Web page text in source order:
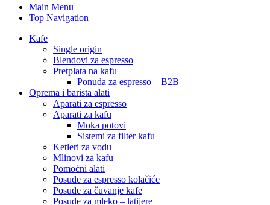
Main Menu
Top Navigation
Kafe
Single origin
Blendovi za espresso
Pretplata na kafu
Ponuda za espresso – B2B
Oprema i barista alati
Aparati za espresso
Aparati za kafu
Moka potovi
Sistemi za filter kafu
Ketleri za vodu
Mlinovi za kafu
Pomoćni alati
Posude za espresso kolačiće
Posude za čuvanje kafe
Posude za mleko – latijere